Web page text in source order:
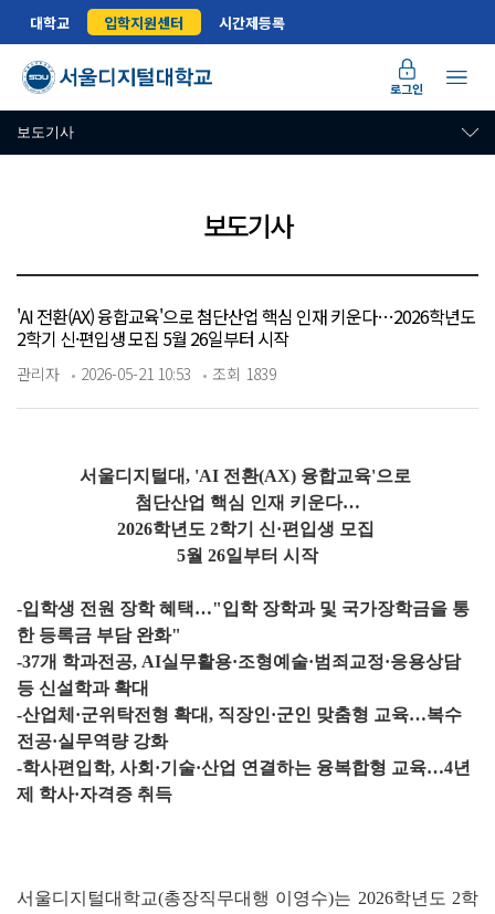
대학교 입학지원센터 시간제등록
로그인
보도기사
보도기사
'AI 전환(AX) 융합교육'으로 첨단산업 핵심 인재 키운다…2026학년도
2학기 신·편입생 모집 5월 26일부터 시작
관리자 2026-05-21 10:53 조회 1839
서울디지털대, 'AI 전환(AX) 융합교육'으로
첨단산업 핵심 인재 키운다…
2026학년도 2학기 신·편입생 모집
5월 26일부터 시작
-입학생 전원 장학 혜택…"입학 장학과 및 국가장학금을 통
한 등록금 부담 완화"
-37개 학과전공, AI실무활용·조형예술·범죄교정·응용상담
등 신설학과 확대
-산업체·군위탁전형 확대, 직장인·군인 맞춤형 교육…복수
전공·실무역량 강화
-학사편입학, 사회·기술·산업 연결하는 융복합형 교육…4년
제 학사·자격증 취득
서울디지털대학교(총장직무대행 이영수)는 2026학년도 2학